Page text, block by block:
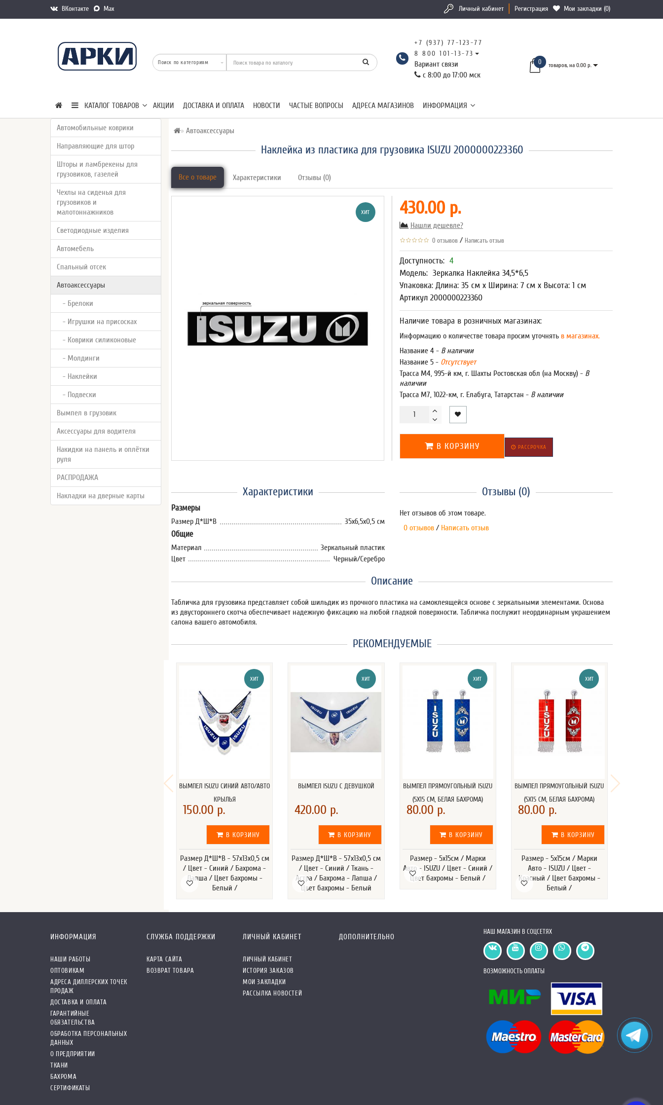
ВКонтакте Max Личный кабинет Регистрация Мои закладки (0)
+7 (937) 77-123-77
8 800 101-13-73
Вариант связи
с 8:00 до 17:00 мск
0 товаров, на 0.00 р.
КАТАЛОГ ТОВАРОВ АКЦИИ ДОСТАВКА И ОПЛАТА НОВОСТИ ЧАСТЫЕ ВОПРОСЫ АДРЕСА МАГАЗИНОВ ИНФОРМАЦИЯ
Автомобильные коврики
Направляющие для штор
Шторы и ламбрекены для
грузовиков, газелей
Чехлы на сиденья для
грузовиков и
малотоннажников
Светодиодные изделия
Автомебель
Спальный отсек
Автоаксессуары
- Брелоки
- Игрушки на присосках
- Коврики силиконовые
- Молдинги
- Наклейки
- Подвески
Вымпел в грузовик
Аксессуары для водителя
Накидки на панель и оплётки
руля
РАСПРОДАЖА
Накладки на дверные карты
Автоаксессуары
Наклейка из пластика для грузовика ISUZU 2000000223360
Все о товаре Характеристики Отзывы (0)
ХИТ 430.00 р.
Нашли дешевле?
0 отзывов / Написать отзыв
Доступность: 4
Модель: Зеркалка Наклейка 34,5*6,5
Упаковка: Длина: 35 см x Ширина: 7 см x Высота: 1 см
Артикул 2000000223360
Наличие товара в розничных магазинах:
Информацию о количестве товара просим уточнятьв магазинах.
Название 4 - В наличии
Название 5 - Отсутствует
Трасса М4, 995-й км, г. Шахты Ростовская обл (на Москву) - В
наличии
Трасса М7, 1022-км, г. Елабуга, Татарстан - В наличии
В КОРЗИНУ РАССРОЧКА
Характеристики
Размеры
Размер Д*Ш*В 35х6,5х0,5 см
Общие
Материал
Зеркальный пластик
Цвет
Черный/Серебро
Отзывы (0)
Нет отзывов об этом товаре.
0 отзывов / Написать отзыв
Описание
Табличка для грузовика представляет собой шильдик из прочного пластика на самоклеящейся основе с зеркальными элементами. Основа
из двустороннего скотча обеспечивает надежную фиксацию на любой гладкой поверхности. Табличка послужит неординарным украшением
салона вашего автомобиля.
РЕКОМЕНДУЕМЫЕ
ХИТ
ВЫМПЕЛ ISUZU СИНИЙ АВТО/АВТО
КРЫЛЬЯ
150.00 р.
В КОРЗИНУ
Размер Д*Ш*В - 57х13х0,5 см
/ Цвет - Синий / Бахрома -
Лапша / Цвет бахромы -
Белый /
ХИТ
ВЫМПЕЛ ISUZU С ДЕВУШКОЙ
420.00 р.
В КОРЗИНУ
Размер Д*Ш*В - 57х13х0,5 см
/ Цвет - Синий / Ткань -
Астра / Бахрома - Лапша /
Цвет бахромы - Белый
ХИТ
ВЫМПЕЛ ПРЯМОУГОЛЬНЫЙ ISUZU
(5Х15 СМ, БЕЛАЯ БАХРОМА)
80.00 р.
В КОРЗИНУ
Размер - 5х15см / Марки
Авто - ISUZU / Цвет - Синий /
Цвет бахромы - Белый /
ХИТ
ВЫМПЕЛ ПРЯМОУГОЛЬНЫЙ ISUZU
(5Х15 СМ, БЕЛАЯ БАХРОМА)
80.00 р.
В КОРЗИНУ
Размер - 5х15см / Марки
Авто - ISUZU / Цвет -
Красный / Цвет бахромы -
Белый /
ИНФОРМАЦИЯ
НАШИ РАБОТЫ
ОПТОВИКАМ
АДРЕСА ДИЛЛЕРСКИХ ТОЧЕК
ПРОДАЖ
ДОСТАВКА И ОПЛАТА
ГАРАНТИЙНЫЕ
ОБЯЗАТЕЛЬСТВА
ОБРАБОТКА ПЕРСОНАЛЬНЫХ
ДАННЫХ
О ПРЕДПРИЯТИИ
ТКАНИ
БАХРОМА
СЕРТИФИКАТЫ
СЛУЖБА ПОДДЕРЖКИ
КАРТА САЙТА
ВОЗВРАТ ТОВАРА
ЛИЧНЫЙ КАБИНЕТ
ЛИЧНЫЙ КАБИНЕТ
ИСТОРИЯ ЗАКАЗОВ
МОИ ЗАКЛАДКИ
РАССЫЛКА НОВОСТЕЙ
ДОПОЛНИТЕЛЬНО
НАШ МАГАЗИН В СОЦСЕТЯХ
ВОЗМОЖНОСТЬ ОПЛАТЫ